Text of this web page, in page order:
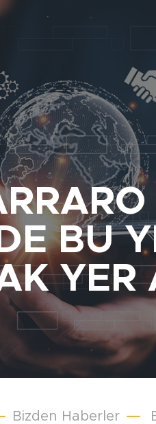
BU
YER
Bizden Haberler